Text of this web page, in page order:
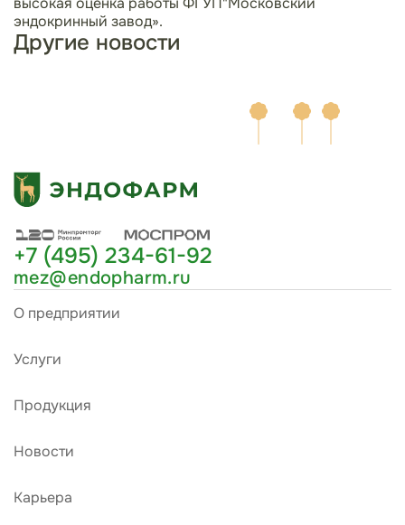
эндокринный завод».
Другие новости
+7 (495) 234-61-92
mez@endopharm.ru
О предприятии
Услуги
Продукция
Новости
Карьера